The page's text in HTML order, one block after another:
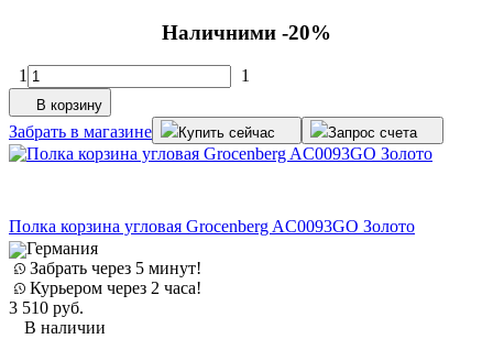
Наличними -20%
1 1
В корзину
Забрать в магазине Купить сейчас Запрос счета
Полка корзина угловая Grocenberg AC0093GO Золото
Германия
Забрать через 5 минут!
Курьером через 2 часа!
3 510 руб.
В наличии